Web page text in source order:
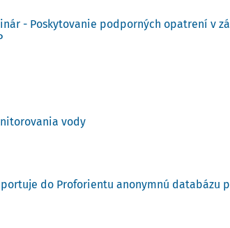
- Poskytovanie podporných opatrení v
vody
do Proforientu anonymnú